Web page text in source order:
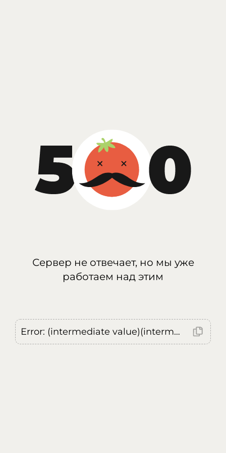
Сервер не отвечает, но мы уже
работаем над этим
Error: (intermediate value)(intermediate value)(intermediate value).replaceAll is not a function